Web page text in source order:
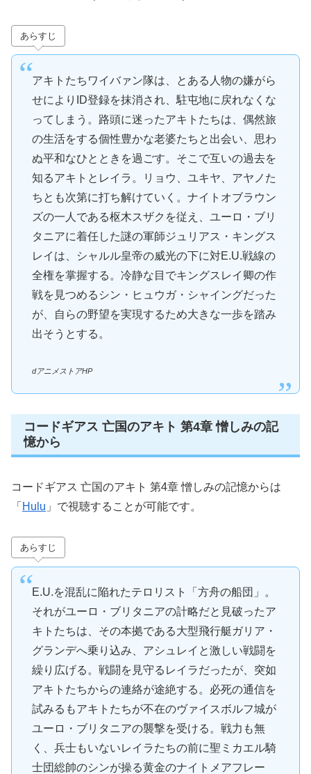
あらすじ
アキトたちワイバァン隊は、とある人物の嫌がら
せによりID登録を抹消され、駐屯地に戻れなくな
ってしまう。路頭に迷ったアキトたちは、偶然旅
の生活をする個性豊かな老婆たちと出会い、思わ
ぬ平和なひとときを過ごす。そこで互いの過去を
知るアキトとレイラ。リョウ、ユキヤ、アヤノた
ちとも次第に打ち解けていく。ナイトオブラウン
ズの一人である枢木スザクを従え、ユーロ・ブリ
タニアに着任した謎の軍師ジュリアス・キングス
レイは、シャルル皇帝の威光の下に対E.U.戦線の
全権を掌握する。冷静な目でキングスレイ卿の作
戦を見つめるシン・ヒュウガ・シャイングだった
が、自らの野望を実現するため大きな一歩を踏み
出そうとする。
dアニメストアHP
コードギアス 亡国のアキト 第4章 憎しみの記
憶から
コードギアス 亡国のアキト 第4章 憎しみの記憶からは
「 Hulu 」で視聴することが可能です。
あらすじ
E.U.を混乱に陥れたテロリスト「方舟の船団」。
それがユーロ・ブリタニアの計略だと見破ったア
キトたちは、その本拠である大型飛行艇ガリア・
グランデへ乗り込み、アシュレイと激しい戦闘を
繰り広げる。戦闘を見守るレイラだったが、突如
アキトたちからの連絡が途絶する。必死の通信を
試みるもアキトたちが不在のヴァイスボルフ城が
ユーロ・ブリタニアの襲撃を受ける。戦力も無
く、兵士もいないレイラたちの前に聖ミカエル騎
士団総帥のシンが操る黄金のナイトメアフレー